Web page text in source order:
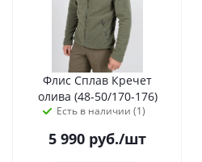
Флис Сплав Кречет
олива (48-50/170-176)
Есть в наличии (1)
5 990 руб./шт